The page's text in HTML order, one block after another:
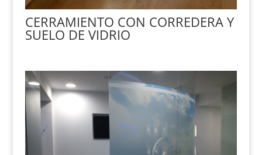
CERRAMIENTO CON CORREDERA Y
SUELO DE VIDRIO